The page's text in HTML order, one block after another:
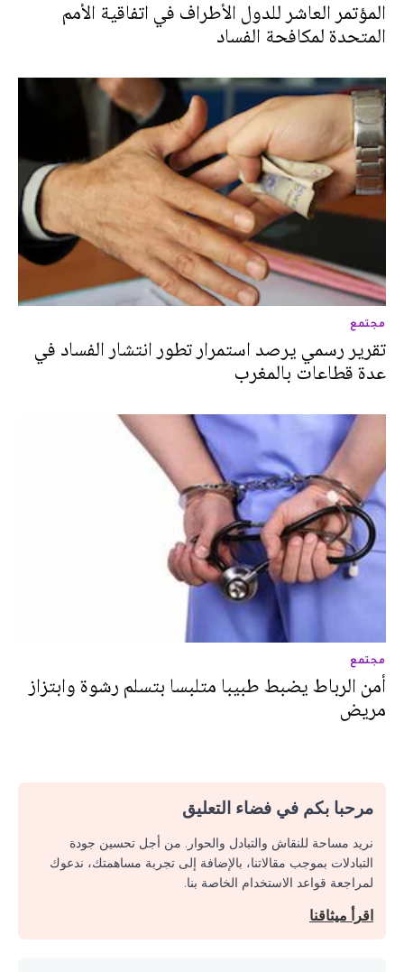
المؤتمر العاشر للدول الأطراف في اتفاقية الأمم
المتحدة لمكافحة الفساد
مجتمع
تقرير رسمي يرصد استمرار تطور انتشار الفساد في
عدة قطاعات بالمغرب
مجتمع
أمن الرباط يضبط طبيبا متلبسا بتسلم رشوة وابتزاز
مريض
مرحبا بكم في فضاء التعليق
نريد مساحة للنقاش والتبادل والحوار. من أجل تحسين جودة
التبادلات بموجب مقالاتنا، بالإضافة إلى تجربة مساهمتك، ندعوك
لمراجعة قواعد الاستخدام الخاصة بنا.
اقرأ ميثاقنا